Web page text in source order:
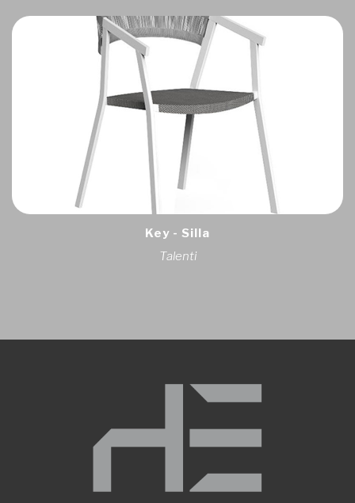
Key - Silla
Talenti